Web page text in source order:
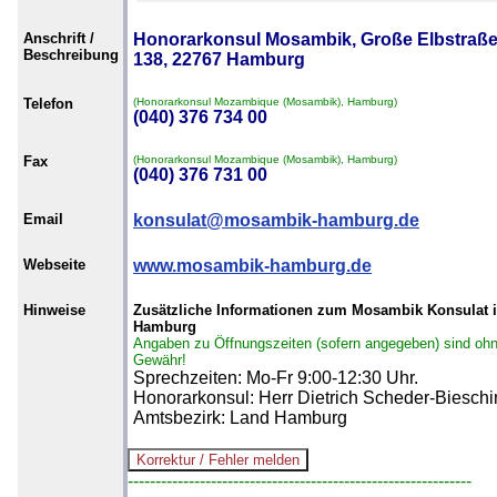
Anschrift /
Beschreibung
Honorarkonsul Mosambik, Große Elbstraße
138, 22767 Hamburg
Telefon (Honorarkonsul Mozambique (Mosambik), Hamburg)
(040) 376 734 00
Fax (Honorarkonsul Mozambique (Mosambik), Hamburg)
(040) 376 731 00
Email konsulat@mosambik-hamburg.de
Webseite www.mosambik-hamburg.de
Hinweise
Zusätzliche Informationen zum Mosambik Konsulat
Hamburg
Angaben zu Öffnungszeiten (sofern angegeben) sind
Gewähr!
Sprechzeiten: Mo-Fr 9:00-12:30 Uhr.
Honorarkonsul: Herr Dietrich Scheder-
Amtsbezirk: Land Hamburg
--------------------------------------------------------------